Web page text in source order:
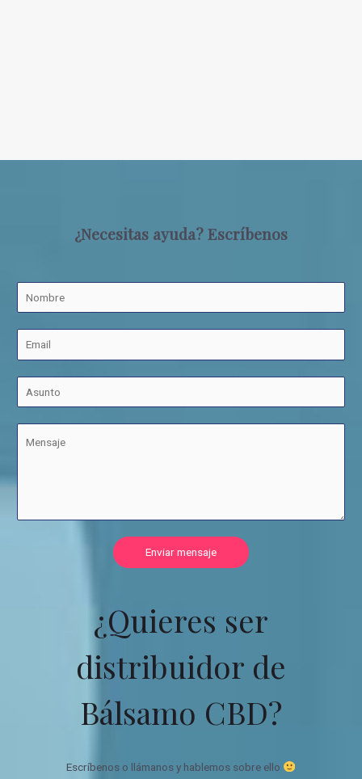
¿Necesitas ayuda? Escríbenos
Enviar mensaje
¿Quieres ser
distribuidor de
Bálsamo CBD?
Escríbenos o llámanos y hablemos sobre ello